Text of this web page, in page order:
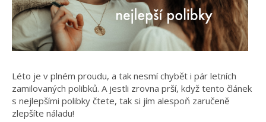
Léto je v plném proudu, a tak nesmí chybět i pár letních
zamilovaných polibků. A jestli zrovna prší, když tento článek
s nejlepšími polibky čtete, tak si jím alespoň zaručeně
zlepšíte náladu!